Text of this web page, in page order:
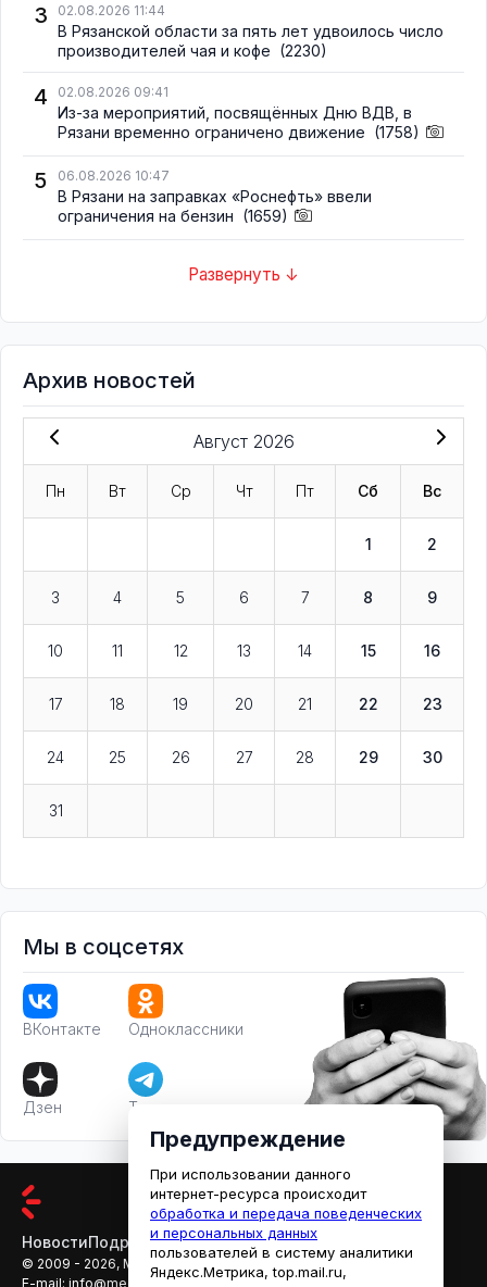
3 02.08.2026 11:44
В Рязанской области за пять лет удвоилось число
производителей чая и кофе (2230)
4 02.08.2026 09:41
Из-за мероприятий, посвящённых Дню ВДВ, в
Рязани временно ограничено движение (1758)
5 06.08.2026 10:47
В Рязани на заправках «Роснефть» ввели
ограничения на бензин (1659)
Развернуть ↓
Архив новостей
Август 2026
Пн Вт Ср Чт Пт Сб Вс
1 2
3 4 5 6 7 8 9
10 11 12 13 14 15 16
17 18 19 20 21 22 23
24 25 26 27 28 29 30
31
Мы в соцсетях
ВКонтакте Одноклассники
Дзен Телеграм
НовостиПодробностиАфишаКино
© 2009 - 2026, МЕДИАРЯЗАНЬ
E-mail: info@mediaryazan.ru reklama@mediaryazan.ru
Предупреждение
При использовании данного
интернет-ресурса происходит
обработка и передача поведенческих
и персональных данных
пользователей в систему аналитики
Яндекс.Метрика, top.mail.ru,